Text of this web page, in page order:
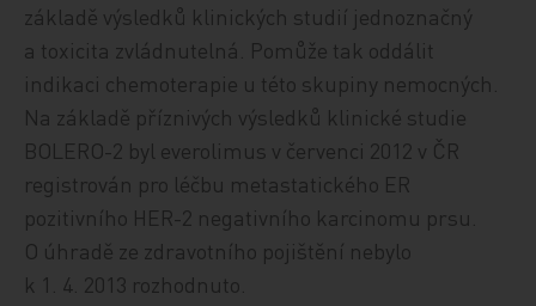
základě výsledků klinických studií jednoznačný
a toxicita zvládnutelná. Pomůže tak oddálit
indikaci chemoterapie u této skupiny nemocných.
Na základě příznivých výsledků klinické studie
BOLERO-2 byl everolimus v červenci 2012 v ČR
registrován pro léčbu metastatického ER
pozitivního HER-2 negativního karcinomu prsu.
O úhradě ze zdravotního pojištění nebylo
k 1. 4. 2013 rozhodnuto.